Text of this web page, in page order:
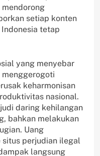
setiap konten
tetap
yang menyebar
menggerogoti
keharmonisan
nasional.
daring kehilangan
bahkan melakukan
Uang
perjudian ilegal
langsung